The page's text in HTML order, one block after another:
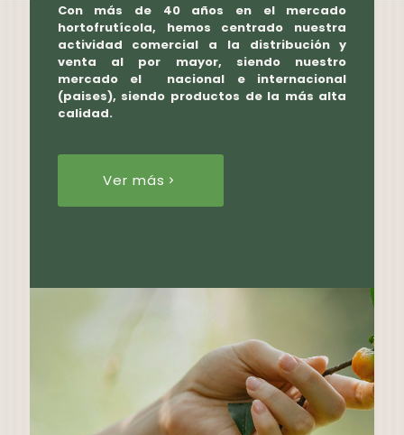
Con más de 40 años en el mercado
hortofrutícola, hemos centrado nuestra
actividad comercial a la distribución y
venta al por mayor, siendo nuestro
mercado el nacional e internacional
(paises), siendo productos de la más alta
calidad.
Ver más